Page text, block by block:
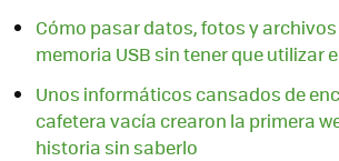
Cómo pasar datos, fotos y
memoria USB sin tener que utilizar
Unos informáticos cansados de
cafetera vacía crearon la primera
historia sin saberlo